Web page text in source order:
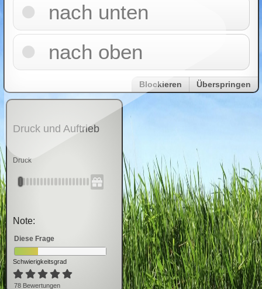
nach unten
nach oben
Blockieren Überspringen
Druck und Auftrieb
Druck
Note:
Diese Frage
Schwierigkeitsgrad
78 Bewertungen